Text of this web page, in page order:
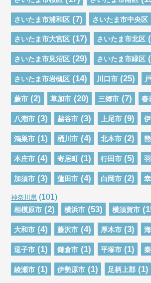
さいたま市浦和区 (7) さいたま市中央区
さいたま市大宮区 (17) さいたま市北区
さいたま市見沼区 (29) さいたま市緑区
さいたま市岩槻区 (14) 川口市 (25)
蕨市 (2) 草加市 (20) 三郷市 (7) 春
八潮市 (3) 越谷市 (3) 上尾市 (9)
鴻巣市 (1) 桶川市 (4) 北本市 (2)
本庄市 (4) 寄居町 (1) 行田市 (5)
加須市 (3) 蓮田市 (4) 白岡市 (2)
神奈川県 (101)
相模原市 (2) 横浜市 (53) 横須賀市
大和市 (4) 藤沢市 (4) 厚木市 (3)
逗子市 (1) 鎌倉市 (1) 平塚市 (1)
綾瀬市 (1) 伊勢原市 (1) 足柄上郡 (1)